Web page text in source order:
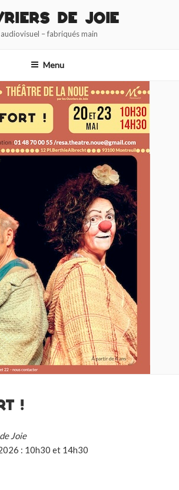
de Joie
– fabriqués main
Menu
!
Joie
: 10h30 et 14h30